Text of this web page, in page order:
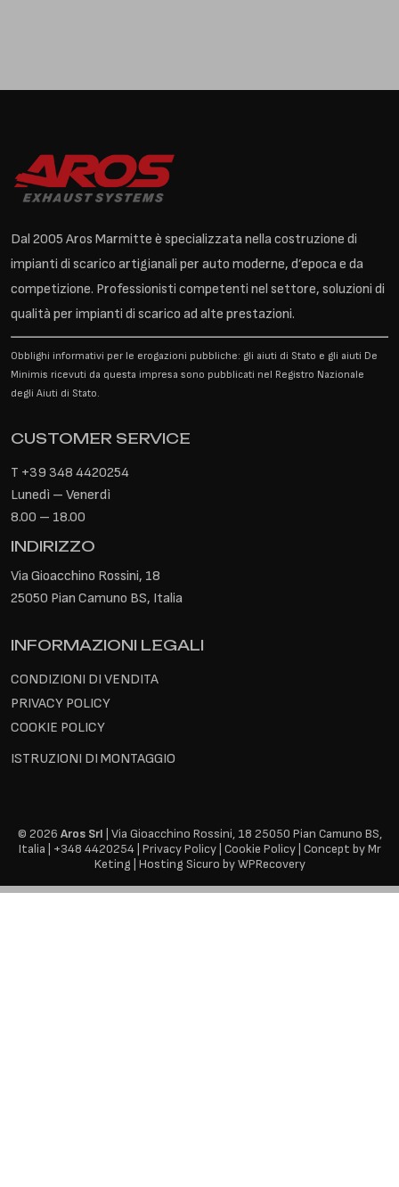
Dal 2005 Aros Marmitte è specializzata nella costruzione di
impianti di scarico artigianali per auto moderne, d’epoca e da
competizione. Professionisti competenti nel settore, soluzioni di
qualità per impianti di scarico ad alte prestazioni.
Obblighi informativi per le erogazioni pubbliche: gli aiuti di Stato e gli aiuti De
Minimis ricevuti da questa impresa sono pubblicati nel Registro Nazionale
degli Aiuti di Stato.
CUSTOMER SERVICE
T +39 348 4420254
Lunedì – Venerdì
8.00 – 18.00
INDIRIZZO
Via Gioacchino Rossini, 18
25050 Pian Camuno BS, Italia
INFORMAZIONI LEGALI
CONDIZIONI DI VENDITA
PRIVACY POLICY
COOKIE POLICY
ISTRUZIONI DI MONTAGGIO
© 2026 Aros Srl | Via Gioacchino Rossini, 18 25050 Pian Camuno BS,
Italia | +348 4420254| Privacy Policy Cookie Policy| Concept by Mr
Keting Hosting Sicuro by WPRecovery